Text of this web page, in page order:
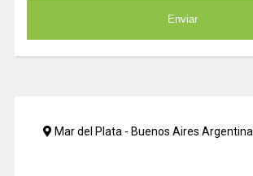
Mar del Plata - Buenos Aires Argentina